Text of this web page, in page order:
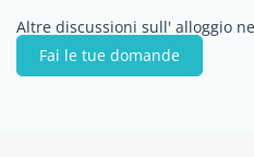
Altre discussioni sull' alloggio
Fai le tue domande